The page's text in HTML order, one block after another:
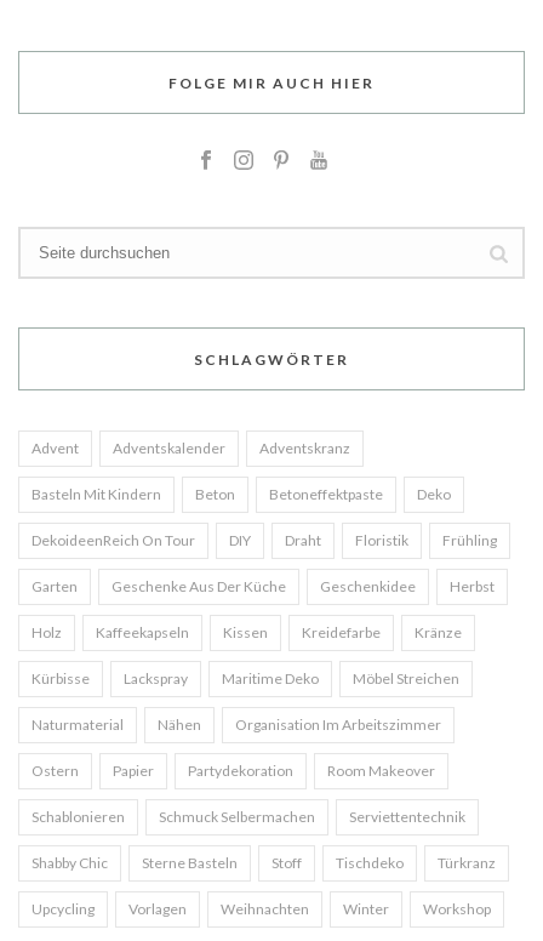
FOLGE MIR AUCH HIER
SCHLAGWÖRTER
Advent Adventskalender Adventskranz
Basteln Mit Kindern Beton Betoneffektpaste Deko
DekoideenReich On Tour DIY Draht Floristik Frühling
Garten Geschenke Aus Der Küche Geschenkidee Herbst
Holz Kaffeekapseln Kissen Kreidefarbe Kränze
Kürbisse Lackspray Maritime Deko Möbel Streichen
Naturmaterial Nähen Organisation Im Arbeitszimmer
Ostern Papier Partydekoration Room Makeover
Schablonieren Schmuck Selbermachen Serviettentechnik
Shabby Chic Sterne Basteln Stoff Tischdeko Türkranz
Upcycling Vorlagen Weihnachten Winter Workshop